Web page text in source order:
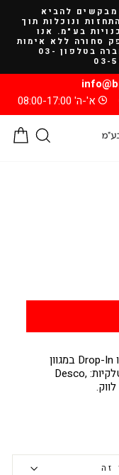
מבקשים להביא
ונוכלות תוך
בע"מ. אנו
סחורה ללא אימות
מוקדם של פרטי העיסקה מול החברה בטלפון 03-
א'-ה' 08:00-17:00
מכשירי אינדוקציה שולחניים, רצפתיים או Drop-In במגוון
הספקים חשמליים מתוצרת החברות האיטלקיות: Desco,
זה